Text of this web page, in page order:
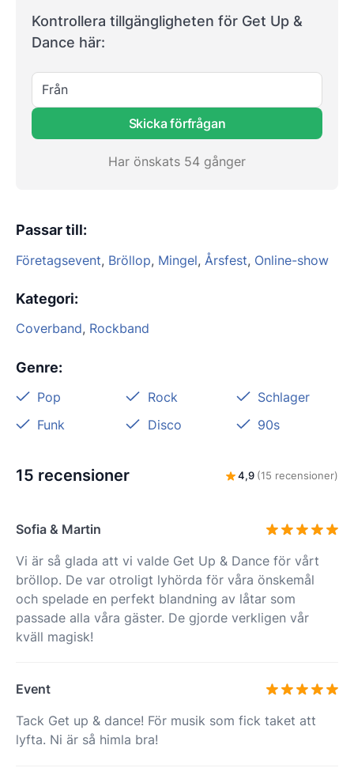
Kontrollera tillgängligheten för Get Up &
Dance här:
Från
Skicka förfrågan
Har önskats 54 gånger
Passar till:
Företagsevent, Bröllop, Mingel, Årsfest, Online-show
Kategori:
Coverband, Rockband
Genre:
Pop Rock
Schlager
Funk
Disco 90s
15 recensioner 4,9 (15 recensioner)
Sofia & Martin
Vi är så glada att vi valde Get Up & Dance för vårt
bröllop. De var otroligt lyhörda för våra önskemål
och spelade en perfekt blandning av låtar som
passade alla våra gäster. De gjorde verkligen vår
kväll magisk!
Event
Tack Get up & dance! För musik som fick taket att
lyfta. Ni är så himla bra!